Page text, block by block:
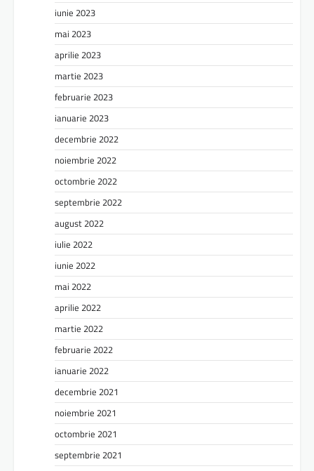
iunie 2023
mai 2023
aprilie 2023
martie 2023
februarie 2023
ianuarie 2023
decembrie 2022
noiembrie 2022
octombrie 2022
septembrie 2022
august 2022
iulie 2022
iunie 2022
mai 2022
aprilie 2022
martie 2022
februarie 2022
ianuarie 2022
decembrie 2021
noiembrie 2021
octombrie 2021
septembrie 2021